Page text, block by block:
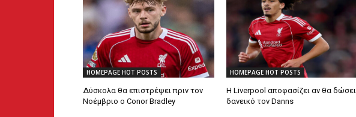
HOMEPAGE HOT POSTS
Δύσκολα θα επιστρέψει πριν τον
Νοέμβριο ο Conor Bradley
HOMEPAGE HOT POSTS
Η Liverpool αποφασίζει αν θα δώσει
δανεικό τον Danns